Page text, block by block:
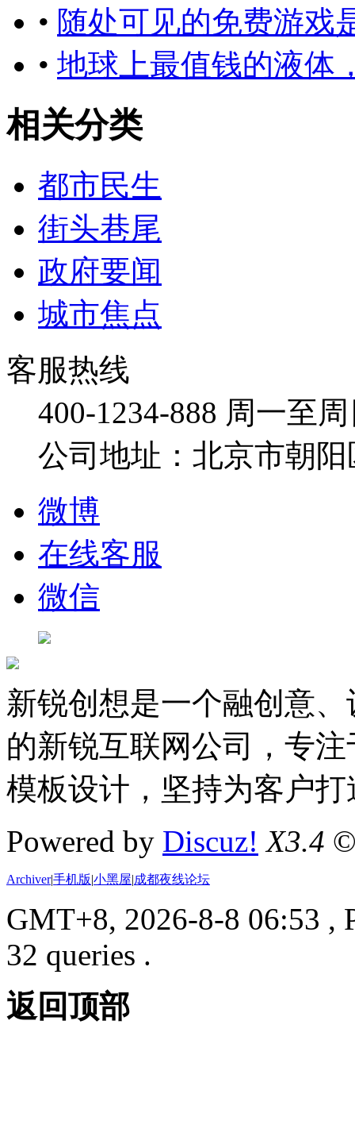
• 随处可见的免费游戏
• 地球上最值钱的液体
相关分类
都市民生
街头巷尾
政府要闻
城市焦点
客服热线
400-1234-888 周一至
公司地址：北京市朝
微博
在线客服
微信
新锐创想是一个融创意
的新锐互联网公司，专
模板设计，坚持为客户
Powered by Discuz! X3.4
Archiver|手机版|小黑屋|成都夜线论坛
GMT+8, 2026-8-8 06:53 ,
32 queries .
返回顶部